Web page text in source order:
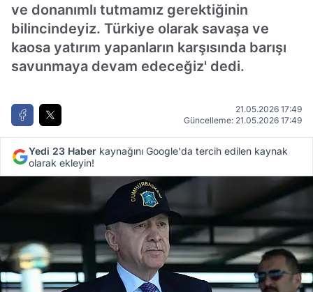
ve donanımlı tutmamız gerektiğinin
bilincindeyiz. Türkiye olarak savaşa ve
kaosa yatırım yapanların karşısında barışı
savunmaya devam edeceğiz' dedi.
21.05.2026 17:49
Güncelleme: 21.05.2026 17:49
Yedi 23 Haber kaynağını Google'da tercih edilen kaynak
olarak ekleyin!